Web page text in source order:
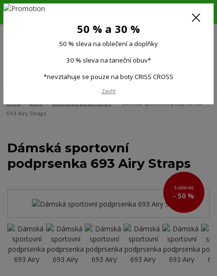
6.-16.8.26. DOVOLENÁ !!! 50 % SLEVA na všechno oblečení a doplňky !!!
(Po-Pá 9:00-15.00)
Úvod Ženy Sportovní podprsenky
Dámská sportovní podprsenka
693 Airy Straps
Dámská sportovní
podprsenka 693 Airy Straps
1 200 Kč
- 50 %
50 % a 30 %
50 % sleva na oblečení a doplňky
30 % sleva na taneční obuv*
*nevztahuje se pouze na boty CRISS CROSS
Zavřít